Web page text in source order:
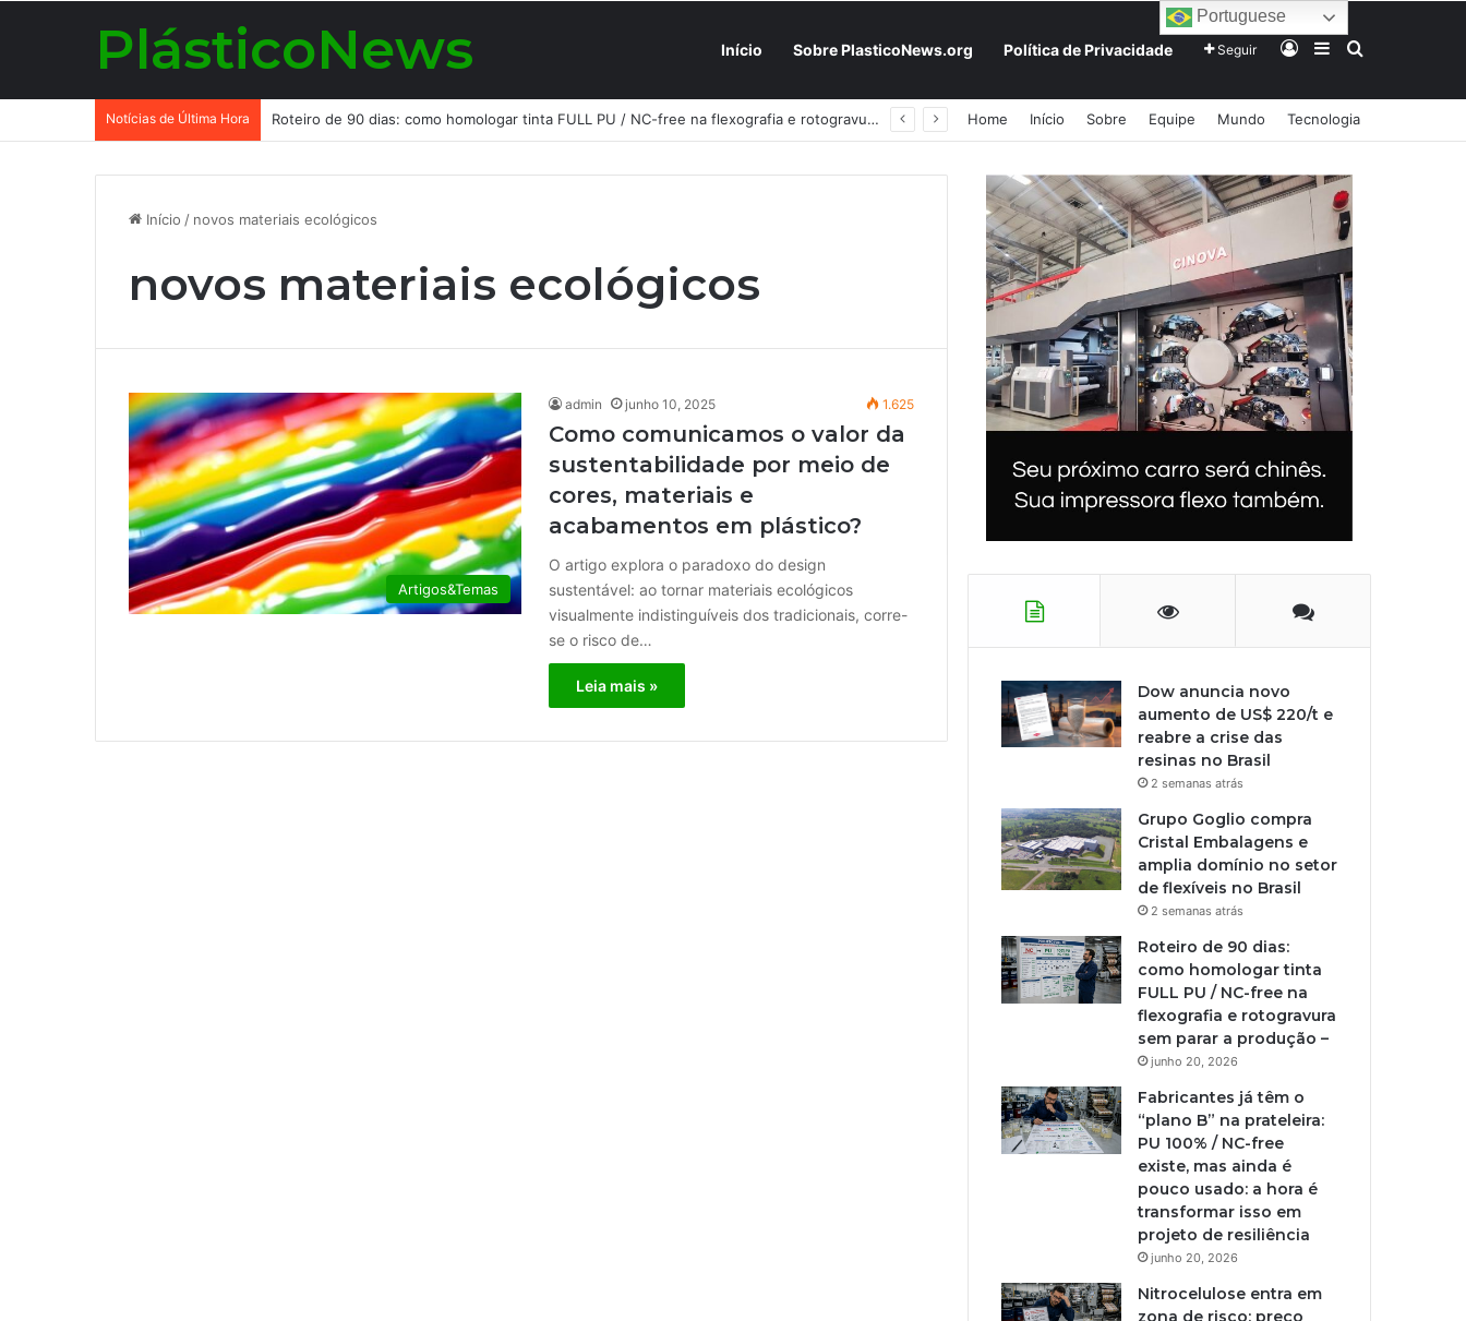
PlásticoNews Início Sobre PlasticoNews.org Política de Privacidade Seguir EntrarBarra Lateral
Procurar por
Notícias de Última Hora Fabricantes já têm o “plano B” na prateleira: PU 100% / NC-free existe, mas ainda é pouco usado: a hora é transformar isso em projeto de resiliência Home Início Sobre Equipe Mundo Tecnologia
Início / novos materiais ecológicos
novos materiais ecológicos
Artigos&Temas
admin junho 10, 2025 1.625
Como comunicamos o valor da
sustentabilidade por meio de
cores, materiais e
acabamentos em plástico?
O artigo explora o paradoxo do design
sustentável: ao tornar materiais ecológicos
visualmente indistinguíveis dos tradicionais, corre-
se o risco de…
Leia mais »
Dow anuncia novo
aumento de US$ 220/t e
reabre a crise das
resinas no Brasil
2 semanas atrás
Grupo Goglio compra
Cristal Embalagens e
amplia domínio no setor
de flexíveis no Brasil
2 semanas atrás
Roteiro de 90 dias:
como homologar tinta
FULL PU / NC-free na
flexografia e rotogravura
sem parar a produção –
junho 20, 2026
Fabricantes já têm o
“plano B” na prateleira:
PU 100% / NC-free
existe, mas ainda é
pouco usado: a hora é
transformar isso em
projeto de resiliência
junho 20, 2026
Nitrocelulose entra em
zona de risco: preço
Portuguese